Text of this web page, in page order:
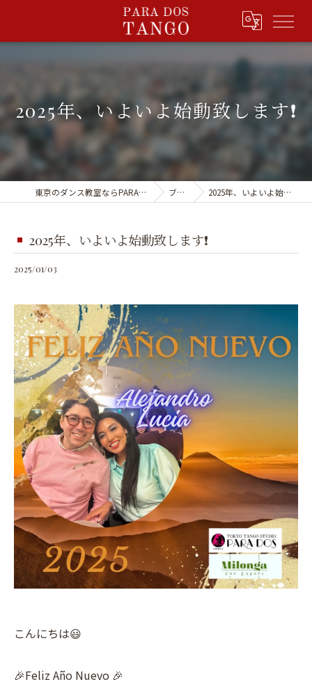
2025年、いよいよ始動致します❗️
東京のダンス教室ならPARA DOS TANGO ブログ 2025年、いよいよ始動致します❗️
2025年、いよいよ始動致します❗️
2025/01/03
こんにちは😃
🎉Feliz Año Nuevo 🎉